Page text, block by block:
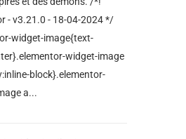
- v3.21.0 - 18-04-2024 */
widget-image{text-
widget-image
block}.elementor-
a...